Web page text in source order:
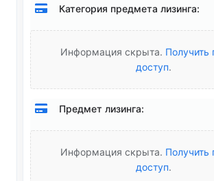
Категория предмета лизинга:
Информация скрыта. Получить
доступ.
Предмет лизинга:
Информация скрыта. Получить
доступ.